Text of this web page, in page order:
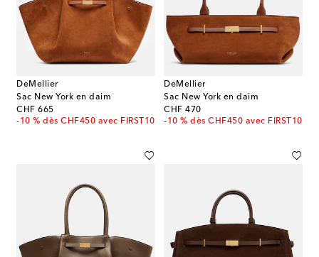
DeMellier
Sac New York en daim
CHF 665
original price
-10 % dès CHF450 avec FIRST10
DeMellier
Sac New York en daim
CHF 470
original price
-10 % dès CHF450 avec FIRST10